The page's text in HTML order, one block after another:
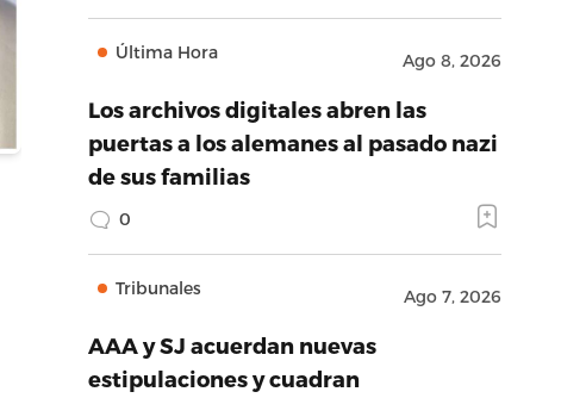
Última Hora Ago 8, 2026
Los archivos digitales abren las
puertas a los alemanes al pasado nazi
de sus familias
0
Tribunales Ago 7, 2026
AAA y SJ acuerdan nuevas
estipulaciones y cuadran